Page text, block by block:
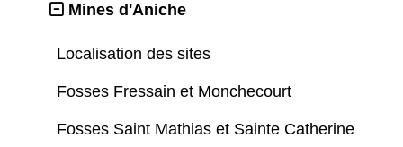
Mines d'Aniche
Localisation des sites
Fosses Fressain et Monchecourt
Fosses Saint Mathias et Sainte Catherine